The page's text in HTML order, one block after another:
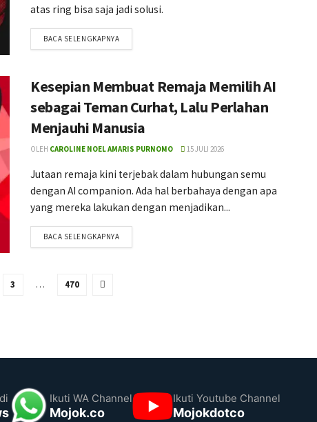
atas ring bisa saja jadi solusi.
BACA SELENGKAPNYA
Kesepian Membuat Remaja Memilih AI
sebagai Teman Curhat, Lalu Perlahan
Menjauhi Manusia
OLEH CAROLINE NOEL AMARIS PURNOMO 15 JULI 2026
Jutaan remaja kini terjebak dalam hubungan semu
dengan AI companion. Ada hal berbahaya dengan apa
yang mereka lakukan dengan menjadikan...
BACA SELENGKAPNYA
3 … 470
Ikuti WA Channel
Mojok.co
Ikuti Youtube Channel
Mojokdotco